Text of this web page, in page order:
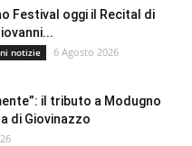
Festival oggi il Recital di
notizie 6 Agosto 2026
il tributo a Modugno
di Giovinazzo